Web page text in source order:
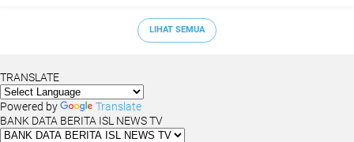
LIHAT SEMUA
TRANSLATE
Powered by
Translate
BANK DATA BERITA ISL NEWS TV